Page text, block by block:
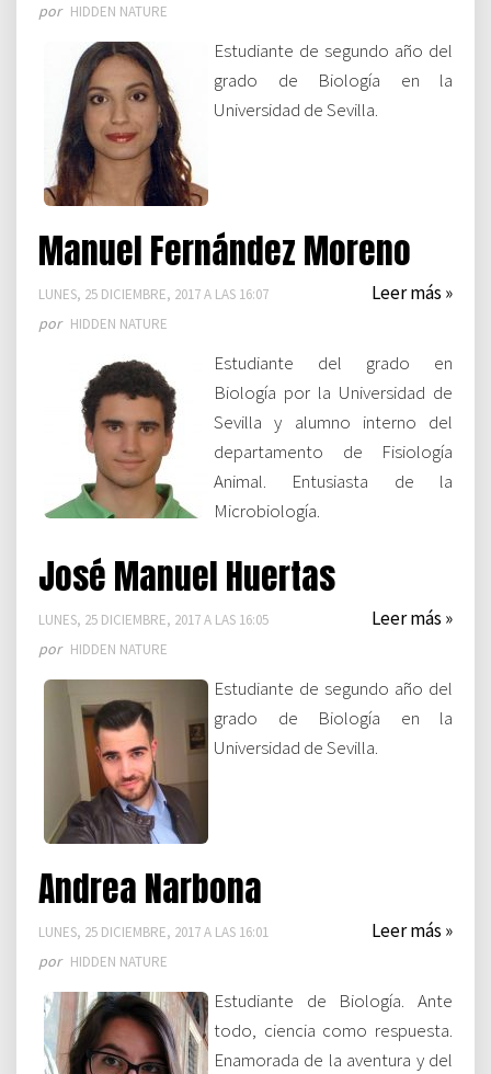
por HIDDEN NATURE
Estudiante de segundo año del
grado de Biología en la
Universidad de Sevilla.
Manuel Fernández Moreno
Leer más »
LUNES, 25 DICIEMBRE, 2017 A LAS 16:07
por HIDDEN NATURE
Estudiante del grado en
Biología por la Universidad de
Sevilla y alumno interno del
departamento de Fisiología
Animal. Entusiasta de la
Microbiología.
José Manuel Huertas
Leer más »
LUNES, 25 DICIEMBRE, 2017 A LAS 16:05
por HIDDEN NATURE
Estudiante de segundo año del
grado de Biología en la
Universidad de Sevilla.
Andrea Narbona
Leer más »
LUNES, 25 DICIEMBRE, 2017 A LAS 16:01
por HIDDEN NATURE
Estudiante de Biología. Ante
todo, ciencia como respuesta.
Enamorada de la aventura y del